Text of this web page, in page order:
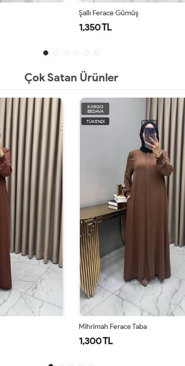
Şallı Ferace Gümüş
1,350 TL
Çok Satan Ürünler
KARGO
BEDAVA
TÜKENDİ
Mihrimah Ferace Taba
1,300 TL